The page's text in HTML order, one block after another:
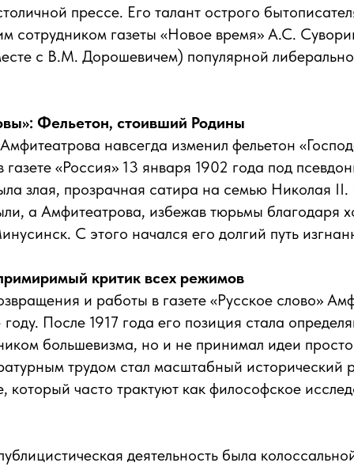
прессе. Его талант острого
сотрудником газеты «Новое время» А.С.
с В.М. Дорошевичем) популярной
Фельетон, стоивший Родины
навсегда изменил фельетон
«Россия» 13 января 1902 года под
злая, прозрачная сатира на семью Николая II.
а Амфитеатрова, избежав тюрьмы благодаря
С этого начался его долгий путь
критик всех режимов
и работы в газете «Русское слово»
После 1917 года его позиция стала
большевизма, но и не принимал идеи
трудом стал масштабный исторический
который часто трактуют как философское
деятельность была